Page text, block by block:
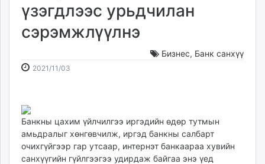
Gogo.mn
caak.mn
news.mn
Baabar.mn
mnb.mn
Livetv.mn
Eguur.mn
24tsag.mn
үзэгдлээс урьдчилан
сэрэмжлүүлнэ
Бизнес, Банк санхүү
2021/11/03
Банкны цахим үйлчилгээ иргэдийн өдөр тутмын
амьдралыг хөнгөвчилж, иргэд банкны салбарт
очихгүйгээр гар утсаар, интернэт банкаараа хувийн
санхүүгийн гүйлгээгээ удирдаж байгаа энэ үед